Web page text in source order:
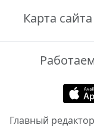
Карта сайта
Главный